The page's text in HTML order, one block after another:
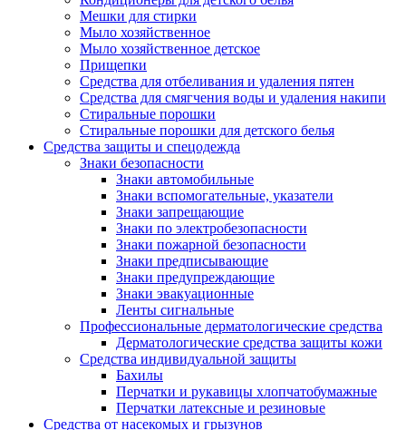
Мешки для стирки
Мыло хозяйственное
Мыло хозяйственное детское
Прищепки
Средства для отбеливания и удаления пятен
Средства для смягчения воды и удаления накипи
Стиральные порошки
Стиральные порошки для детского белья
Средства защиты и спецодежда
Знаки безопасности
Знаки автомобильные
Знаки вспомогательные, указатели
Знаки запрещающие
Знаки по электробезопасности
Знаки пожарной безопасности
Знаки предписывающие
Знаки предупреждающие
Знаки эвакуационные
Ленты сигнальные
Профессиональные дерматологические средства
Дерматологические средства защиты кожи
Средства индивидуальной защиты
Бахилы
Перчатки и рукавицы хлопчатобумажные
Перчатки латексные и резиновые
Средства от насекомых и грызунов